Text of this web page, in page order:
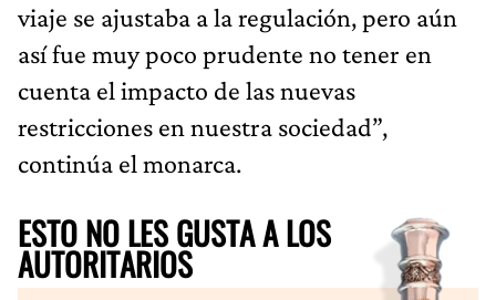
viaje se ajustaba a la regulación, pero aún
así fue muy poco prudente no tener en
cuenta el impacto de las nuevas
restricciones en nuestra sociedad”,
continúa el monarca.
ESTO NO LES GUSTA A LOS
AUTORITARIOS